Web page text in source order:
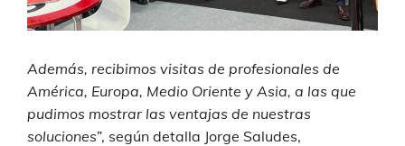
Además, recibimos visitas de profesionales de
América, Europa, Medio Oriente y Asia, a las que
pudimos mostrar las ventajas de nuestras
soluciones”, según detalla Jorge Saludes,